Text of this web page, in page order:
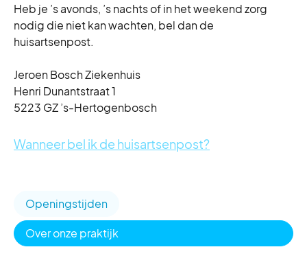
Heb je ’s avonds, ’s nachts of in het weekend zorg
nodig die niet kan wachten, bel dan de
huisartsenpost.
Jeroen Bosch Ziekenhuis
Henri Dunantstraat 1
5223 GZ ’s-Hertogenbosch
Wanneer bel ik de huisartsenpost?
Openingstijden
Over onze praktijk